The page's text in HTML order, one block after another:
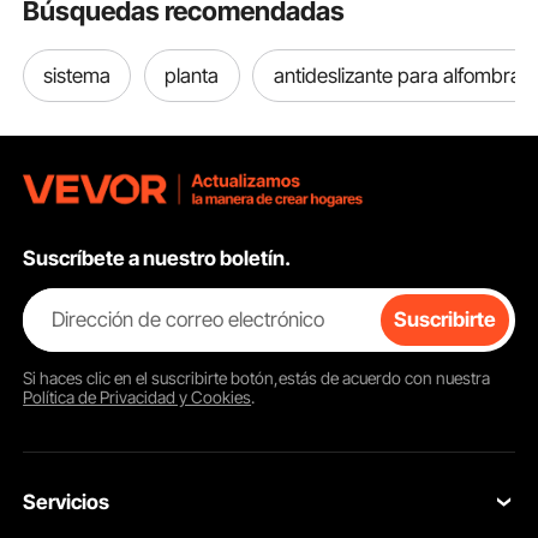
Búsquedas recomendadas
sistema planta antideslizante para alfombra
Suscríbete a nuestro boletín.
Dirección de correo electrónico Suscribirte
Si haces clic en elsuscribirtebotón,estás de acuerdo con nuestra
Política de Privacidad y Cookies.
Servicios